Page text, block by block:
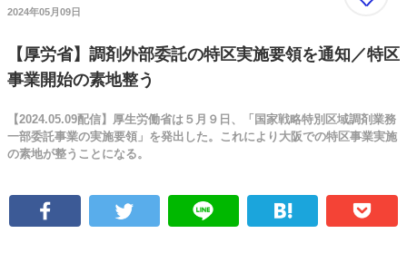
2024年05月09日
【厚労省】調剤外部委託の特区実施要領を通知／特区
事業開始の素地整う
【2024.05.09配信】厚生労働省は５月９日、「国家戦略特別区域調剤業務
一部委託事業の実施要領」を発出した。これにより大阪での特区事業実施
の素地が整うことになる。